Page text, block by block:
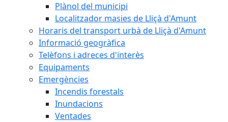
Plànol del municipi
Localitzador masies de Lliçà d'Amunt
Horaris del transport urbà de Lliçà d'Amunt
Informació geogràfica
Telèfons i adreces d'interès
Equipaments
Emergències
Incendis forestals
Inundacions
Ventades